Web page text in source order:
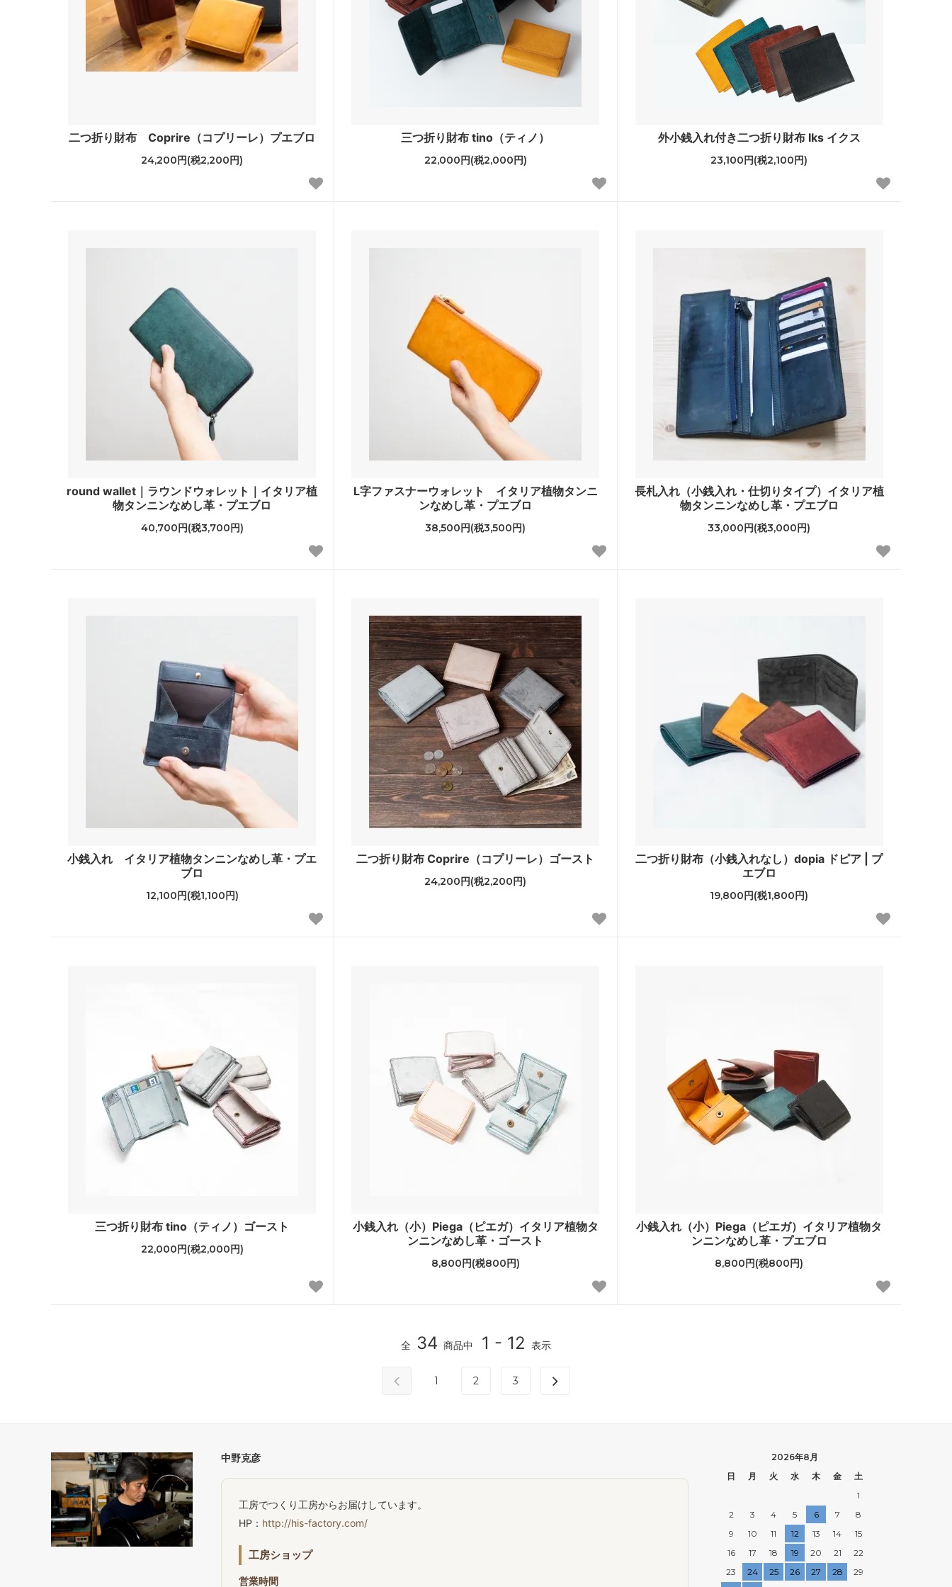
二つ折り財布 Coprire（コプリーレ）プエブロ
24,200円(税2,200円)
三つ折り財布 tino（ティノ）
22,000円(税2,000円)
外小銭入れ付き二つ折り財布 Iks イクス
23,100円(税2,100円)
round wallet｜ラウンドウォレット｜イタリア植
物タンニンなめし革・プエブロ
40,700円(税3,700円)
L字ファスナーウォレット イタリア植物タンニ
ンなめし革・プエブロ
38,500円(税3,500円)
長札入れ（小銭入れ・仕切りタイプ）イタリア植
物タンニンなめし革・プエブロ
33,000円(税3,000円)
小銭入れ イタリア植物タンニンなめし革・プエ
ブロ
12,100円(税1,100円)
二つ折り財布 Coprire（コプリーレ）ゴースト
24,200円(税2,200円)
二つ折り財布（小銭入れなし）dopia ドピア | プ
エブロ
19,800円(税1,800円)
三つ折り財布 tino（ティノ）ゴースト
22,000円(税2,000円)
小銭入れ（小）Piega（ピエガ）イタリア植物タ
ンニンなめし革・ゴースト
8,800円(税800円)
小銭入れ（小）Piega（ピエガ）イタリア植物タ
ンニンなめし革・プエブロ
8,800円(税800円)
全 34 商品中 1 - 12 表示
1 2 3
中野克彦
工房でつくり工房からお届けしています。
HP： http://his-factory.com/
工房ショップ
営業時間
2026年8月
日
月 火 水 木 金
土
1
2
3 4 5 6 7
8
9
10 11 12 13 14
15
16
17 18 19 20 21
22
23
24 25 26 27 28
29